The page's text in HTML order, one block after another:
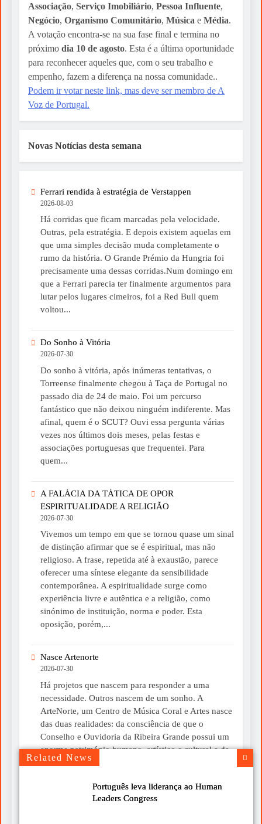
Related News
Português leva liderança ao Human
Leaders Congress
Associação, Serviço Imobiliário, Pessoa Influente,
Negócio, Organismo Comunitário, Música e Média.
A votação encontra-se na sua fase final e termina no
próximo dia 10 de agosto. Esta é a última oportunidade
para reconhecer aqueles que, com o seu trabalho e
empenho, fazem a diferença na nossa comunidade..
Podem ir votar neste link, mas deve ser membro de A
Voz de Portugal.
Novas Notícias desta semana
Ferrari rendida à estratégia de Verstappen
2026-08-03
Há corridas que ficam marcadas pela velocidade.
Outras, pela estratégia. E depois existem aquelas em
que uma simples decisão muda completamente o
rumo da história. O Grande Prémio da Hungria foi
precisamente uma dessas corridas.Num domingo em
que a Ferrari parecia ter finalmente argumentos para
lutar pelos lugares cimeiros, foi a Red Bull quem
voltou...
Do Sonho à Vitória
2026-07-30
Do sonho à vitória, após inúmeras tentativas, o
Torreense finalmente chegou à Taça de Portugal no
passado dia de 24 de maio. Foi um percurso
fantástico que não deixou ninguém indiferente. Mas
afinal, quem é o SCUT? Ouvi essa pergunta várias
vezes nos últimos dois meses, pelas festas e
associações portuguesas que frequentei. Para
quem...
A FALÁCIA DA TÁTICA DE OPOR
ESPIRITUALIDADE A RELIGIÃO
2026-07-30
Vivemos um tempo em que se tornou quase um sinal
de distinção afirmar que se é espiritual, mas não
religioso. A frase, repetida até à exaustão, parece
oferecer uma síntese elegante da sensibilidade
contemporânea. A espiritualidade surge como
experiência livre e autêntica e a religião, como
sinónimo de instituição, norma e poder. Esta
oposição, porém,...
Nasce Artenorte
2026-07-30
Há projetos que nascem para responder a uma
necessidade. Outros nascem de um sonho. A
ArteNorte, um Centro de Música Coral e Artes nasce
das duas realidades: da consciência de que o
Conselho e Ouvidoria da Ribeira Grande possui um
enorme património humano, artístico e cultural e da
convicção de que esse património merece ser...
Um livro para ler devagar neste verão